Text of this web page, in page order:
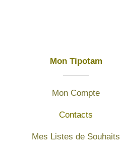
Mon Tipotam
Mon Compte
Contacts
Mes Listes de Souhaits